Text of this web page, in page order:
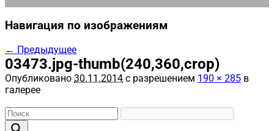
Навигация по изображениям
← Предыдущее
03473.jpg-thumb(240,360,crop)
Опубликовано 30.11.2014 с разрешением 190 × 285 в
галерее